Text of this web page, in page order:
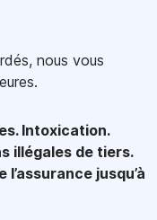
nous vous
Intoxication.
illégales de tiers.
jusqu’à